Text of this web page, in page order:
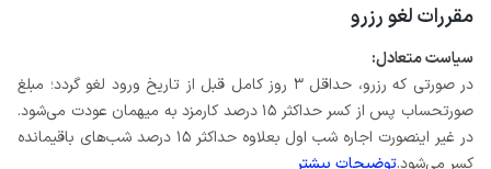
مقررات لغو رزرو
سیاست متعادل:
در صورتی که رزرو، حداقل 3 روز کامل قبل از تاریخ ورود لغو گردد؛ مبلغ
صورتحساب پس از کسر حداکثر 15 درصد کارمزد به میهمان عودت می‌شود.
در غیر اینصورت اجاره شب اول بعلاوه حداکثر 15 درصد شب‌های باقیمانده
کسر می‌شود.توضیحات بیشتر